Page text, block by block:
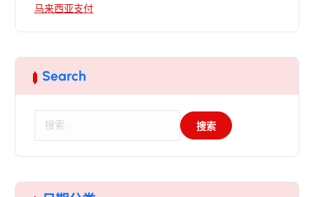
马来西亚支付
Search